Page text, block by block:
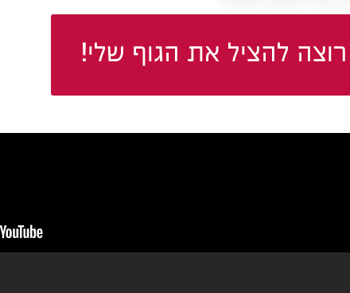
רוצה להציל את הגוף שלי!